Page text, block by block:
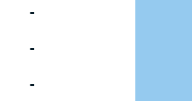
-
-
-